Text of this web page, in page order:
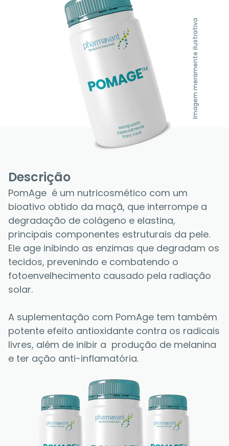
Imagem meramente ilustrativa
Descrição
PomAge  é um nutricosmético com um
bioativo obtido da maçã, que interrompe a
degradação de colágeno e elastina,
principais componentes estruturais da pele.
Ele age inibindo as enzimas que degradam os
tecidos, prevenindo e combatendo o
fotoenvelhecimento causado pela radiação
solar.
A suplementação com PomAge tem também
potente efeito antioxidante contra os radicais
livres, além de inibir a  produção de melanina
e ter ação anti-inflamatória.